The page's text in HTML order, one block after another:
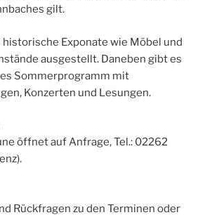
gilt.
Exponate wie Möbel und
ausgestellt. Daneben gibt es
Sommerprogramm mit
Konzerten und Lesungen.
öffnet auf Anfrage, Tel.: 02262
Rückfragen zu den Terminen oder